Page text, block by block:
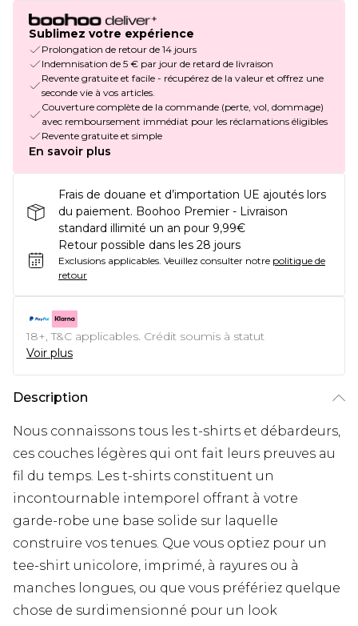
Sublimez votre expérience
Prolongation de retour de 14 jours
Indemnisation de 5 € par jour de retard de livraison
Revente gratuite et facile - récupérez de la valeur et offrez une
seconde vie à vos articles.
Couverture complète de la commande (perte, vol, dommage)
avec remboursement immédiat pour les réclamations éligibles
Revente gratuite et simple
En savoir plus
Frais de douane et d’importation UE ajoutés lors
du paiement. Boohoo Premier - Livraison
standard illimité un an pour 9,99€
Retour possible dans les 28 jours
Exclusions applicables. Veuillez consulter notre politique de
retour
18+, T&C applicables. Crédit soumis à statut
Voir plus
Description
Nous connaissons tous les t-shirts et débardeurs,
ces couches légères qui ont fait leurs preuves au
fil du temps. Les t-shirts constituent un
incontournable intemporel offrant à votre
garde-robe une base solide sur laquelle
construire vos tenues. Que vous optiez pour un
tee-shirt unicolore, imprimé, à rayures ou à
manches longues, ou que vous préfériez quelque
chose de surdimensionné pour un look